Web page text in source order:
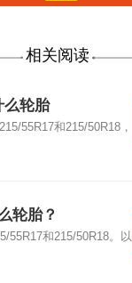
相关阅读
么轮胎
55R17和215/50R18，
轮胎？
55R17和215/50R18。以